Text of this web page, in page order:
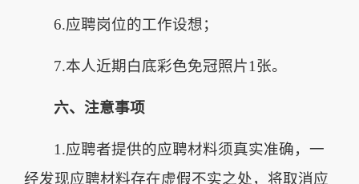
6.应聘岗位的工作设想；
7.本人近期白底彩色免冠照片1张。
六、注意事项
1.应聘者提供的应聘材料须真实准确，一
经发现应聘材料存在虚假不实之处，将取消应